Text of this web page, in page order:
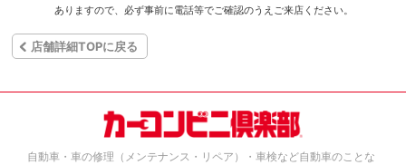
ありますので、必ず事前に電話等でご確認のうえご来店ください。
店舗詳細TOPに戻る
自動車・車の修理（メンテナンス・リペア）・車検など自動車のことな